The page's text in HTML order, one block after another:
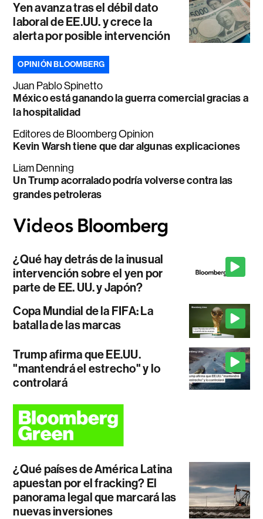
Yen avanza tras el débil dato
laboral de EE.UU. y crece la
alerta por posible intervención
OPINIÓN BLOOMBERG
Juan Pablo Spinetto
México está ganando la guerra comercial gracias a
la hospitalidad
Editores de Bloomberg Opinion
Kevin Warsh tiene que dar algunas explicaciones
Liam Denning
Un Trump acorralado podría volverse contra las
grandes petroleras
¿Qué hay detrás de la inusual
intervención sobre el yen por
parte de EE. UU. y Japón?
Copa Mundial de la FIFA: La
batalla de las marcas
Trump afirma que EE.UU.
"mantendrá el estrecho" y lo
controlará
¿Qué países de América Latina
apuestan por el fracking? El
panorama legal que marcará las
nuevas inversiones